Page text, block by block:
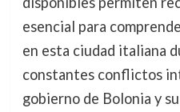
esencial para
en esta ciudad italiana
constantes conflictos
gobierno de Bolonia y